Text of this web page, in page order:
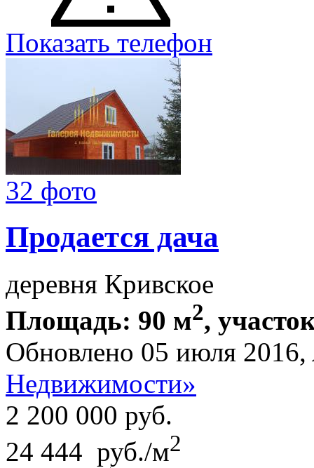
Показать телефон
32 фото
Продается дача
деревня Кривское
Площадь: 90 м2,
Обновлено 05 июля 2016,
Недвижимости»
2 200 000 руб.
24 444 руб./м2